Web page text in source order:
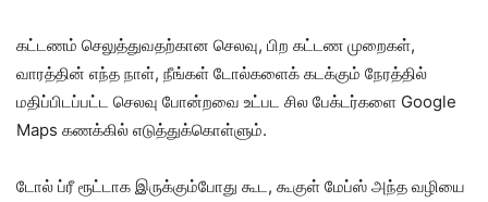
கட்டணம் செலுத்துவதற்கான செலவு, பிற கட்டண முறைகள்,
வாரத்தின் எந்த நாள், நீங்கள் டோல்களைக் கடக்கும் நேரத்தில்
மதிப்பிடப்பட்ட செலவு போன்றவை உட்பட சில பேக்டர்களை Google
Maps கணக்கில் எடுத்துக்கொள்ளும்.
டோல் ப்ரீ ரூட்டாக இருக்கும்போது கூட, கூகுள் மேப்ஸ் அந்த வழியை